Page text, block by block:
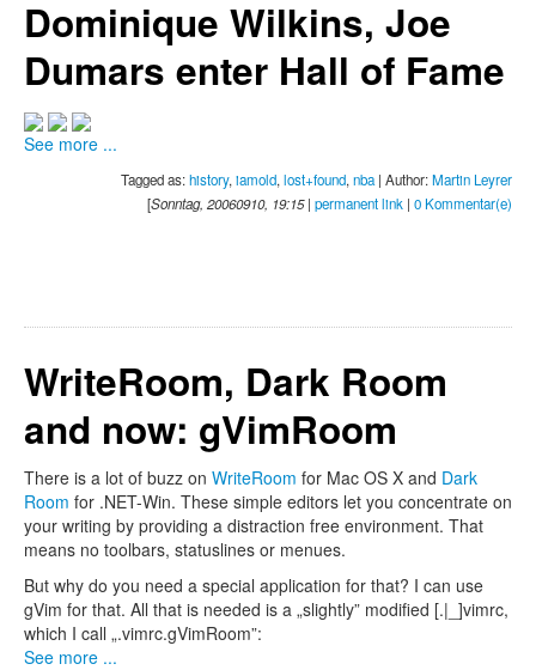
Dominique Wilkins, Joe
Dumars enter Hall of Fame
See more ...
Tagged as:history, iamold, lost+found, nba | Author:Martin Leyrer
[Sonntag, 20060910, 19:15| permanent link | 0 Kommentar(e)
WriteRoom, Dark Room
and now: gVimRoom
There is a lot of buzz on WriteRoom for Mac OS X and Dark
Room for .NET-Win. These simple editors let you concentrate on
your writing by providing a distraction free environment. That
means no toolbars, statuslines or menues.
But why do you need a special application for that? I can use
gVim for that. All that is needed is a „slightly” modified [.|_]vimrc,
which I call „.vimrc.gVimRoom”:
See more ...